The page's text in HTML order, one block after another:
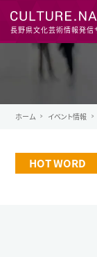
長野県文化芸術情報発信
ホーム イベント情報
HOT WORD